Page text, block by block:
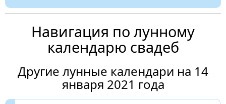
Навигация по лунному
календарю свадеб
Другие лунные календари на 14
января 2021 года